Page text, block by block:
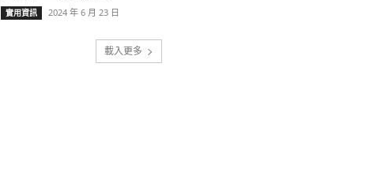
實用資訊 2024 年 6 月 23 日
載入更多